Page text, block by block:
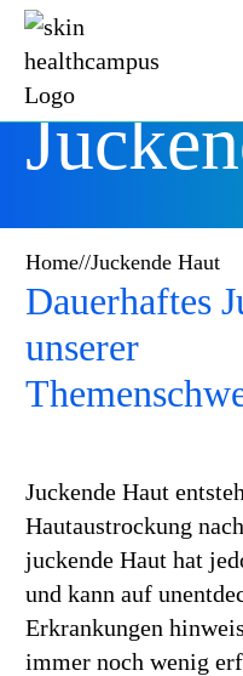
Home//Juckende Haut
Dauerhaftes
unserer
Juckende Haut
Hautaustrockung
juckende Haut hat
und kann auf
Erkrankungen
immer noch wenig